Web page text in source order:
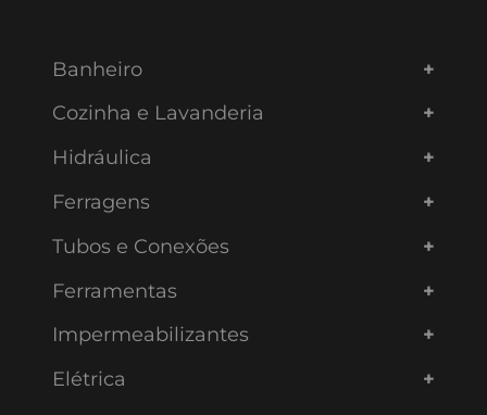
Banheiro
Cozinha e Lavanderia
Hidráulica
Ferragens
Tubos e Conexões
Ferramentas
Impermeabilizantes
Elétrica